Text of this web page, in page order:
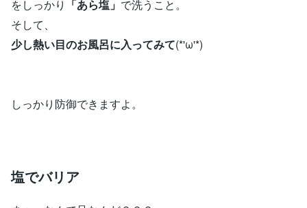
をしっかり 「あら塩」 で洗うこと。
そして、
少し熱い目のお風呂に入ってみて(*'ω'*)
しっかり防御できますよ。
塩でバリア